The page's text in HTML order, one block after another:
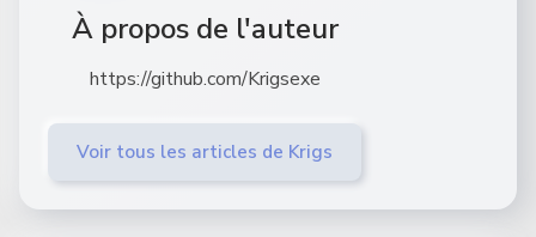
À propos de l'auteur
https://github.com/Krigsexe
Voir tous les articles de Krigs